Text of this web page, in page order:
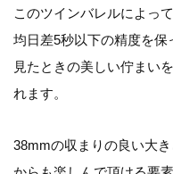
このツインバレルによっ
均日差5秒以下の精度を保
見たときの美しい佇まい
れます。
38mmの収まりの良い大